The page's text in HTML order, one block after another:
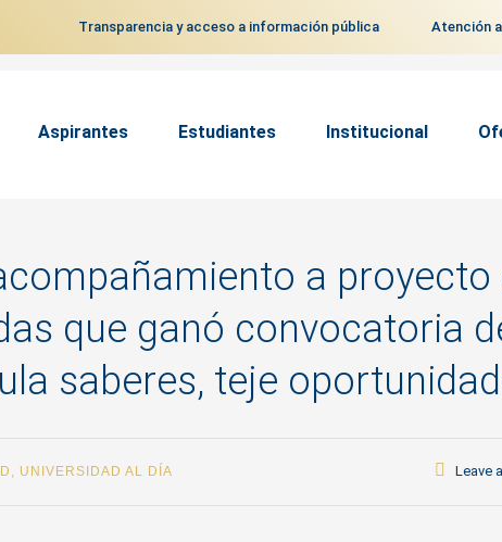
Transparencia y acceso a información pública Atención
Aspirantes Estudiantes Institucional
a proyecto
que ganó convocatoria
saberes, teje
, UNIVERSIDAD AL DÍA Leave